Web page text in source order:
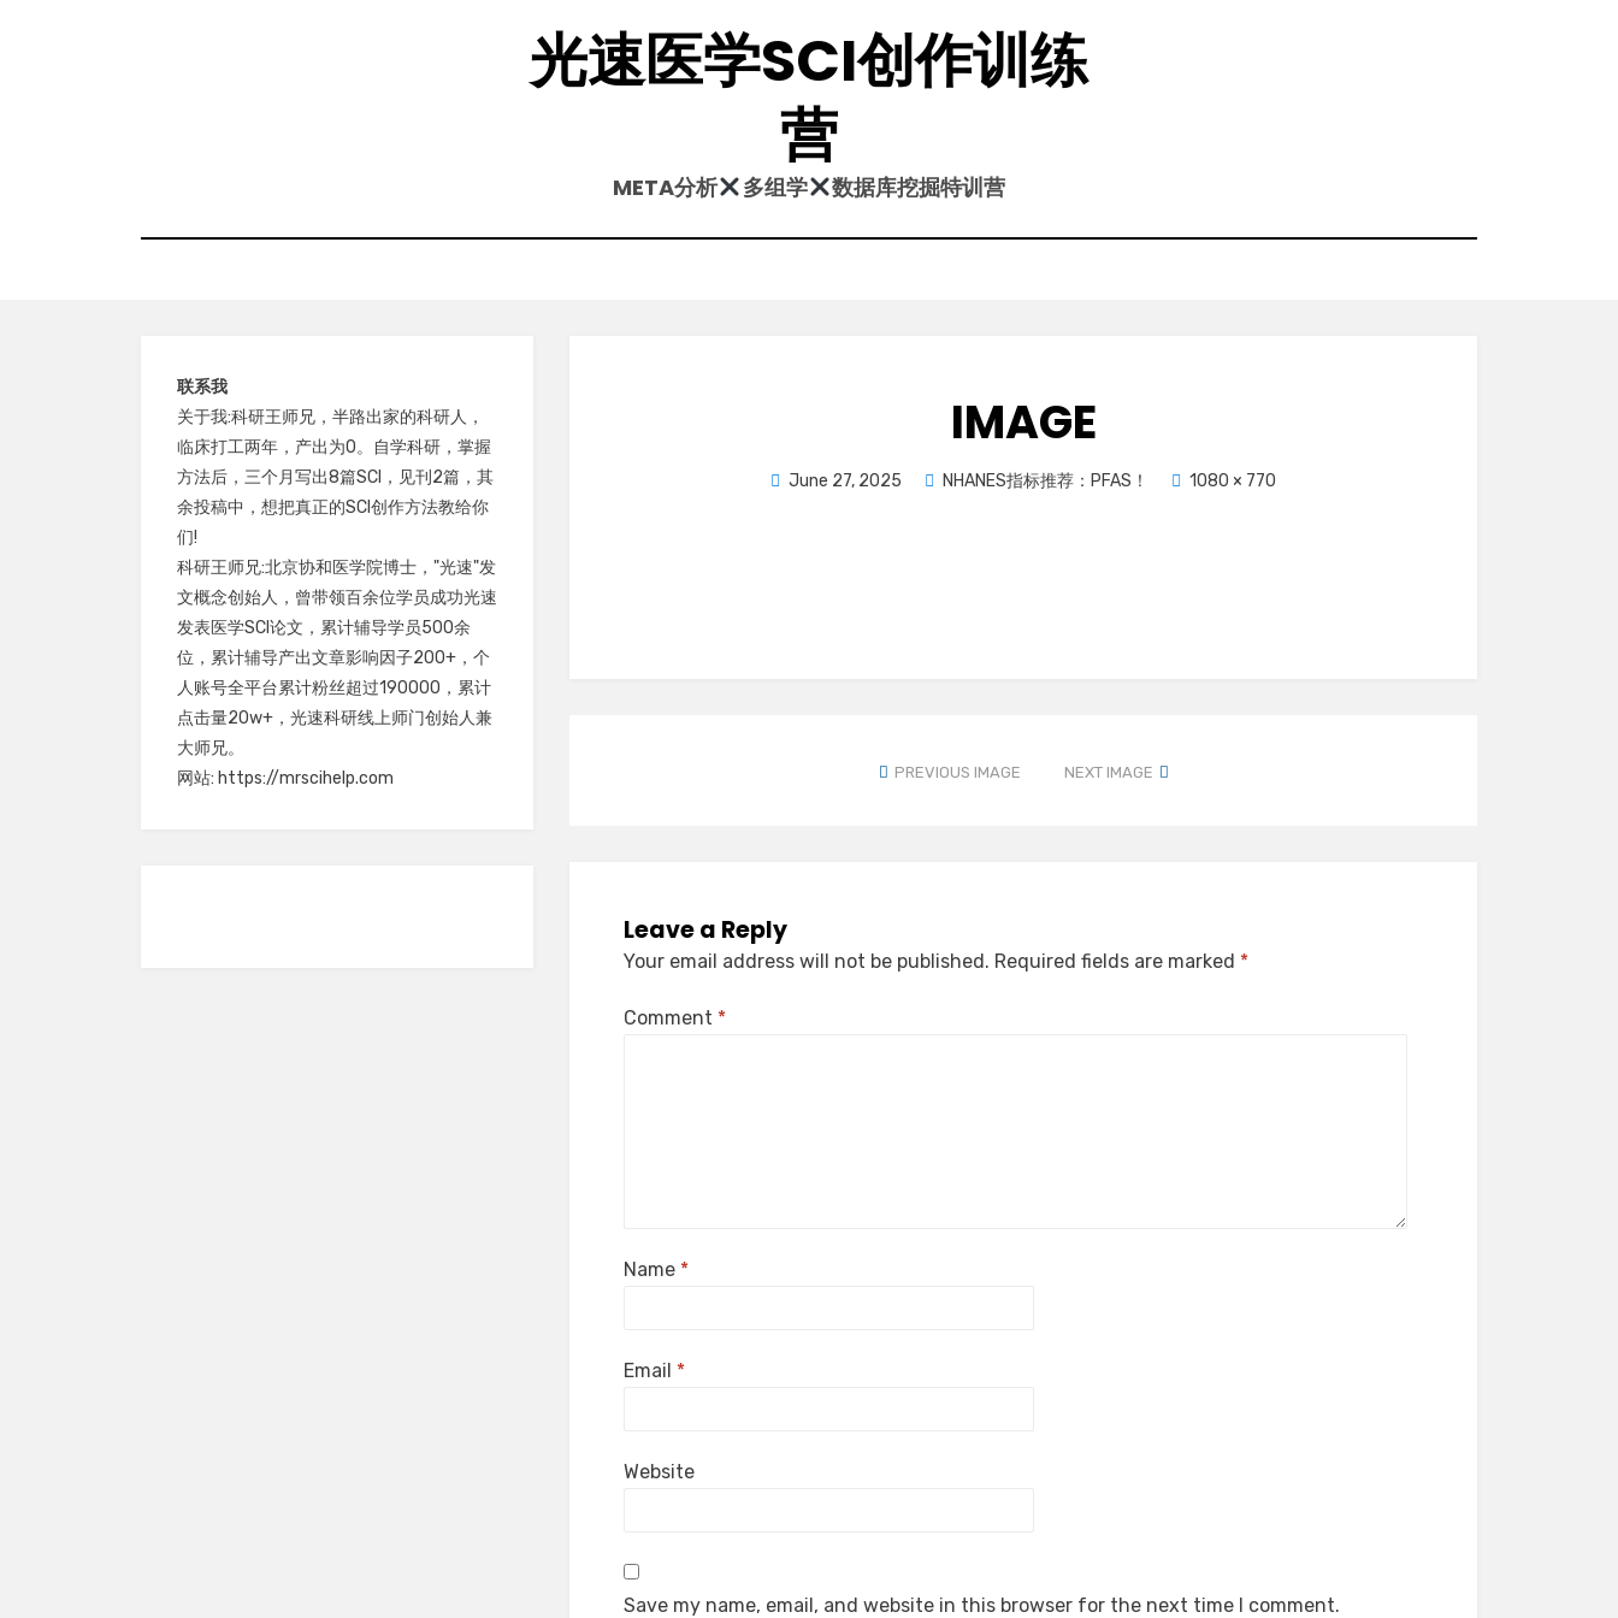
光速医学SCI创作训练
营
META分析 多组学 数据库挖掘特训营
IMAGE
Posted
June 27, 2025 NHANES指标推荐：PFAS！ 1080 × 770
PREVIOUS IMAGE NEXT IMAGE
Leave a Reply
Your email address will not be published. Required fields are marked *
Comment *
Name *
Email *
Website
Save my name, email, and website in this browser for the next time I comment.
联系我
关于我:科研王师兄，半路出家的科研人，
临床打工两年，产出为0。自学科研，掌握
方法后，三个月写出8篇SCI，见刊2篇，其
余投稿中，想把真正的SCI创作方法教给你
们!
科研王师兄:北京协和医学院博士，"光速"发
文概念创始人，曾带领百余位学员成功光速
发表医学SCI论文，累计辅导学员500余
位，累计辅导产出文章影响因子200+，个
人账号全平台累计粉丝超过190000，累计
点击量20w+，光速科研线上师门创始人兼
大师兄。
网站: https://mrscihelp.com